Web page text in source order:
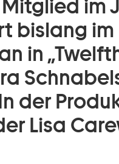
im
bislang im
in
der
Lisa